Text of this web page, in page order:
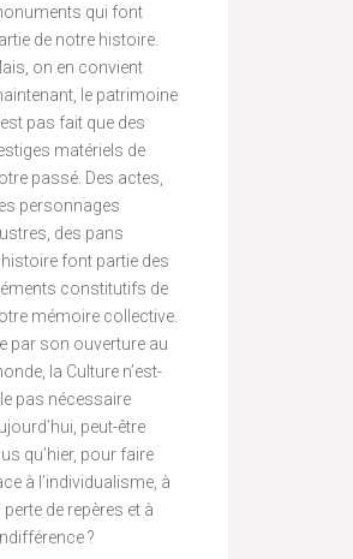
qui font
de notre histoire.
on en convient
le patrimoine
pas fait que des
matériels de
passé. Des actes,
personnages
des pans
font partie des
constitutifs de
mémoire collective.
par son ouverture au
la Culture n’est-
pas nécessaire
peut-être
qu’hier, pour faire
à l’individualisme, à
perte de repères et à
?